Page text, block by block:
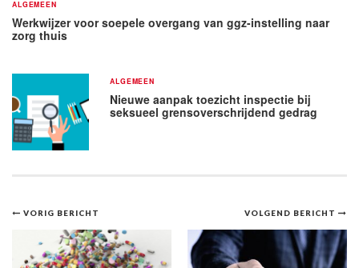
ALGEMEEN
Werkwijzer voor soepele overgang van ggz-instelling naar
zorg thuis
ALGEMEEN
Nieuwe aanpak toezicht inspectie bij
seksueel grensoverschrijdend gedrag
Bericht
navigatie
VOLGEND BERICHT
VORIG BERICHT